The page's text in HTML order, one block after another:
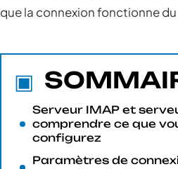
que la connexion fonctionne
Serveur IMAP et
comprendre ce que
configurez
Paramètres de